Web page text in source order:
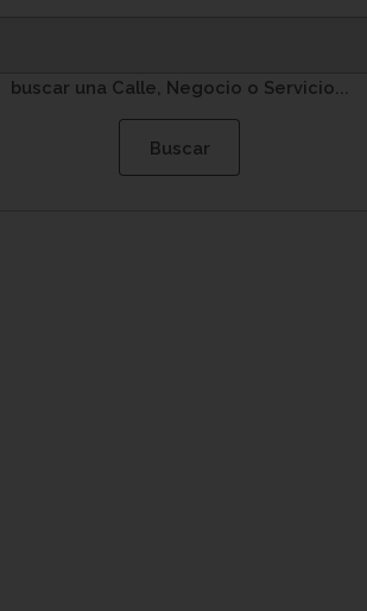
buscar una Calle, Negocio o Servicio...